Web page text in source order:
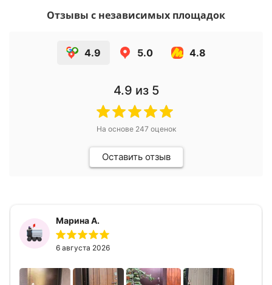
Отзывы с независимых площадок
4.9 5.0 4.8
4.9 из 5
На основе 247 оценок
Оставить отзыв
Марина А.
6 августа 2026